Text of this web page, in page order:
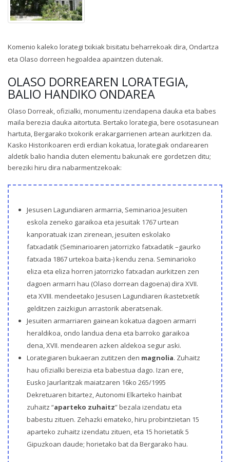
Komenio kaleko lorategi txikiak bisitatu beharrekoak dira, Ondartza
eta Olaso dorreen hegoaldea apaintzen dutenak.
OLASO DORREAREN LORATEGIA,
BALIO HANDIKO ONDAREA
Olaso Dorreak, ofizialki, monumentu izendapena dauka eta babes
maila berezia dauka aitortuta. Bertako lorategia, bere osotasunean
hartuta, Bergarako txokorik erakargarrienen artean aurkitzen da.
Kasko Historikoaren erdi erdian kokatua, lorategiak ondarearen
aldetik balio handia duten elementu bakunak ere gordetzen ditu;
bereziki hiru dira nabarmentzekoak:
Jesusen Lagundiaren armarria, Seminarioa Jesuiten
eskola zeneko garaikoa eta jesuitak 1767 urtean
kanporatuak izan zirenean, jesuiten eskolako
fatxadatik (Seminarioaren jatorrizko fatxadatik –gaurko
fatxada 1867 urtekoa baita-) kendu zena. Seminarioko
eliza eta eliza horren jatorrizko fatxadan aurkitzen zen
dagoen armarri hau (Olaso dorrean dagoena) dira XVII.
eta XVIII. mendeetako Jesusen Lagundiaren ikastetxetik
gelditzen zaizkigun arrastorik aberatsenak.
Jesuiten armarriaren gainean kokatua dagoen armarri
heraldikoa, ondo landua dena eta barroko garaikoa
dena, XVII. mendearen azken aldekoa segur aski.
Lorategiaren bukaeran zutitzen den magnolia. Zuhaitz
hau ofizialki bereizia eta babestua dago. Izan ere,
Eusko Jaurlaritzak maiatzaren 16ko 265/1995
Dekretuaren bitartez, Autonomi Elkarteko hainbat
zuhaitz “aparteko zuhaitz” bezala izendatu eta
babestu zituen. Zehazki emateko, hiru probintzietan 15
aparteko zuhaitz izendatu zituen, eta 15 horietatik 5
Gipuzkoan daude; horietako bat da Bergarako hau.